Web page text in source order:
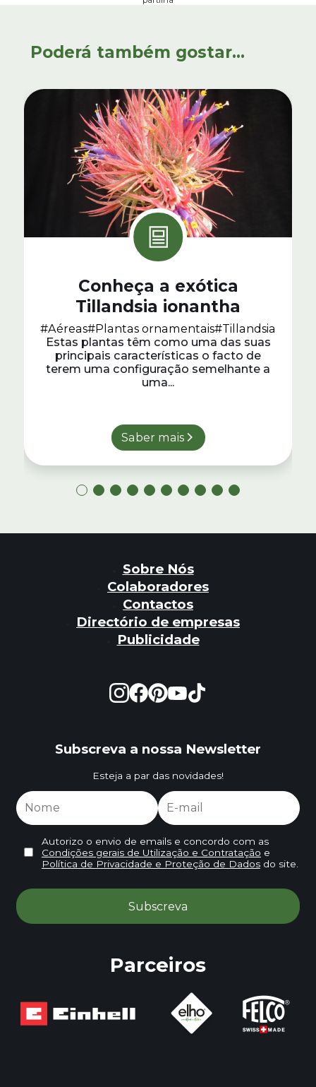
Poderá também gostar...
Conheça a exótica
Tillandsia ionantha
#Aéreas#Plantas ornamentais#Tillandsia
Estas plantas têm como uma das suas
principais características o facto de
terem uma configuração semelhante a
uma...
Saber mais
Sobre Nós
Colaboradores
Contactos
Directório de empresas
Publicidade
Subscreva a nossa Newsletter
Esteja a par das novidades!
Autorizo o envio de emails e concordo com as
Condições gerais de Utilização e Contratação e
Política de Privacidade e Proteção de Dadosdo site.
Parceiros